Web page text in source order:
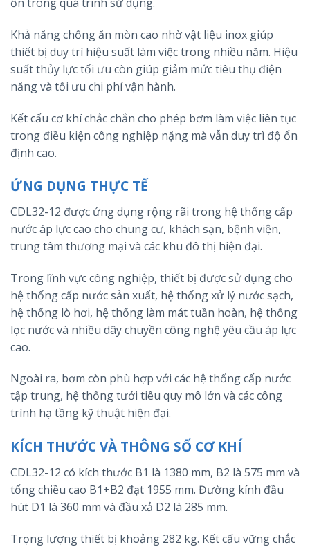
Khả năng chống ăn mòn cao nhờ vật liệu inox giúp
thiết bị duy trì hiệu suất làm việc trong nhiều năm. Hiệu
suất thủy lực tối ưu còn giúp giảm mức tiêu thụ điện
năng và tối ưu chi phí vận hành.
Kết cấu cơ khí chắc chắn cho phép bơm làm việc liên tục
trong điều kiện công nghiệp nặng mà vẫn duy trì độ ổn
định cao.
ỨNG DỤNG THỰC TẾ
CDL32-12 được ứng dụng rộng rãi trong hệ thống cấp
nước áp lực cao cho chung cư, khách sạn, bệnh viện,
trung tâm thương mại và các khu đô thị hiện đại.
Trong lĩnh vực công nghiệp, thiết bị được sử dụng cho
hệ thống cấp nước sản xuất, hệ thống xử lý nước sạch,
hệ thống lò hơi, hệ thống làm mát tuần hoàn, hệ thống
lọc nước và nhiều dây chuyền công nghệ yêu cầu áp lực
cao.
Ngoài ra, bơm còn phù hợp với các hệ thống cấp nước
tập trung, hệ thống tưới tiêu quy mô lớn và các công
trình hạ tầng kỹ thuật hiện đại.
KÍCH THƯỚC VÀ THÔNG SỐ CƠ KHÍ
CDL32-12 có kích thước B1 là 1380 mm, B2 là 575 mm và
tổng chiều cao B1+B2 đạt 1955 mm. Đường kính đầu
hút D1 là 360 mm và đầu xả D2 là 285 mm.
Trọng lượng thiết bị khoảng 282 kg. Kết cấu vững chắc